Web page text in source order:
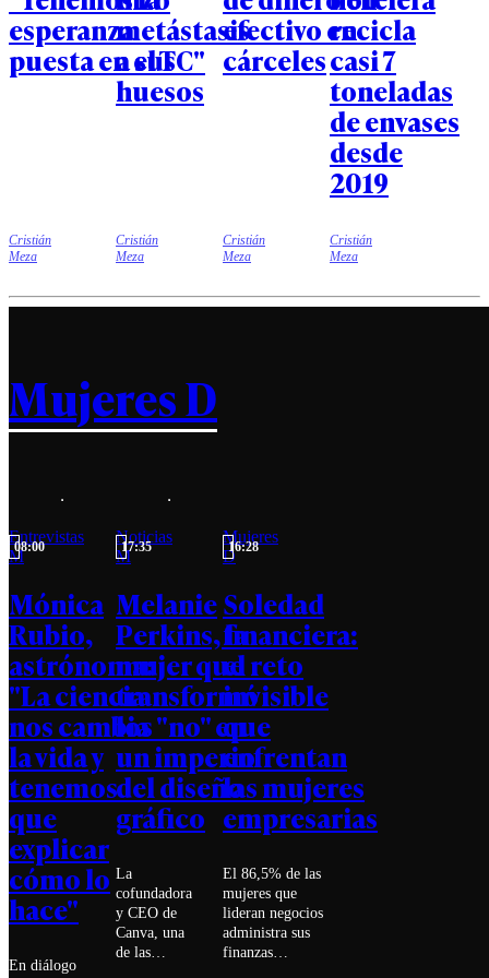
esperanza
puesta en el TC"
Cristián
Meza
metástasis
a sus
huesos
Cristián
Meza
efectivo en
cárceles
Cristián
Meza
recicla
casi 7
toneladas
de envases
desde
2019
Cristián
Meza
Mujeres D
Entrevistas
M
08:00
Mónica
Rubio,
astrónoma:
"La ciencia
nos cambia
la vida y
tenemos
que
explicar
cómo lo
hace"
En diálogo
Noticias
M
17:35
Melanie
Perkins, la
mujer que
transformó
los "no" en
un imperio
del diseño
gráfico
La
cofundadora
y CEO de
Canva, una
de las
Mujeres
D16:28
Soledad
financiera:
el reto
invisible
que
enfrentan
las mujeres
empresarias
El 86,5% de las
mujeres que
lideran negocios
administra sus
finanzas